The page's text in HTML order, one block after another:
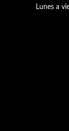
Lunes a